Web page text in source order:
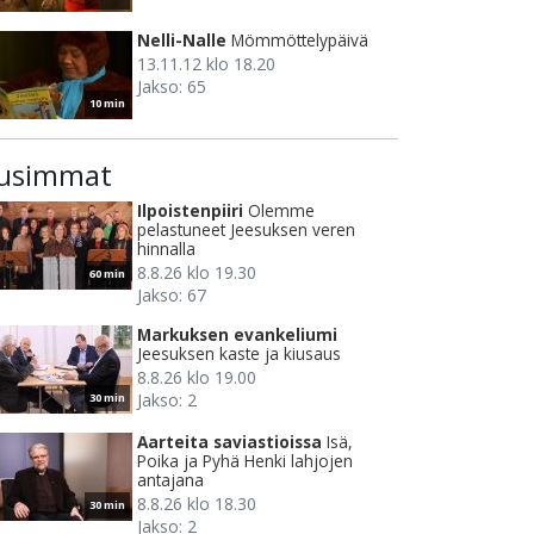
10 min
Nelli-Nalle Mömmöttelypäivä
13.11.12 klo 18.20
Jakso: 65
60 min
Ilpoistenpiiri Olemme
pelastuneet Jeesuksen veren
hinnalla
8.8.26 klo 19.30
Jakso: 67
30 min
Markuksen evankeliumi
Jeesuksen kaste ja kiusaus
8.8.26 klo 19.00
Jakso: 2
30 min
Aarteita saviastioissa Isä,
Poika ja Pyhä Henki lahjojen
antajana
8.8.26 klo 18.30
Jakso: 2